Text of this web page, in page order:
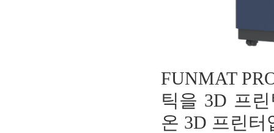
FUNMAT
틱을 3D 프
온 3D 프린